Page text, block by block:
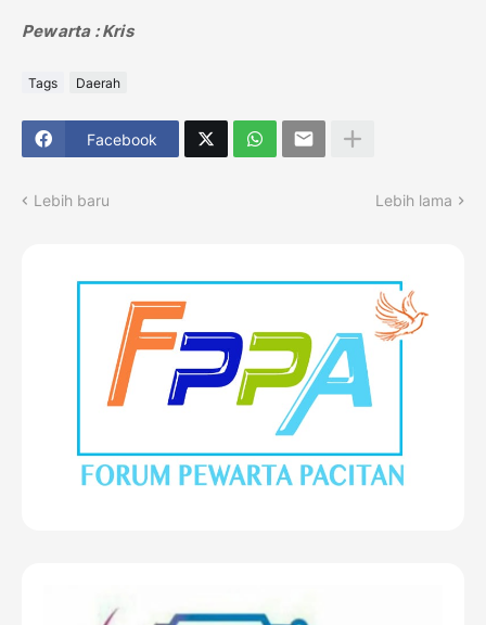
Pewarta : Kris
Tags Daerah
Facebook
Lebih baru Lebih lama